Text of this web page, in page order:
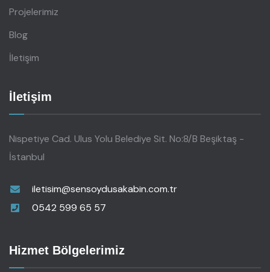
Projelerimiz
Blog
İletişim
İletişim
Nispetiye Cad. Ulus Yolu Belediye Sit. No:8/B Beşiktaş -
İstanbul
iletisim@sensoydusakabin.com.tr
0542 599 65 57
Hizmet Bölgelerimiz